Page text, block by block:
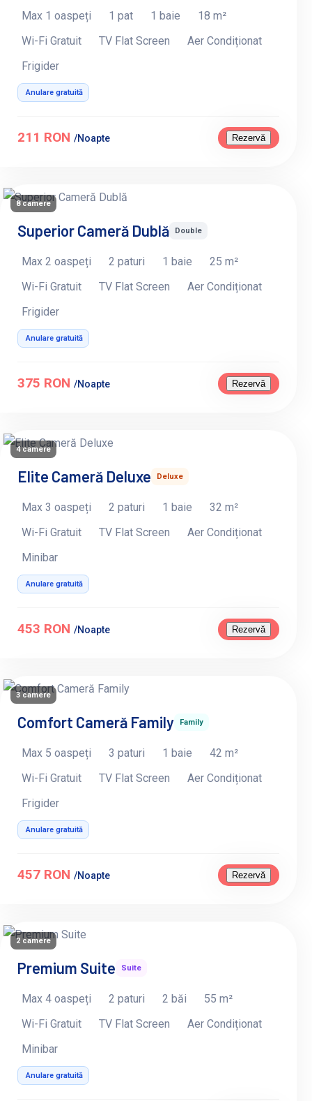
Max 1 oaspeți 1 pat 1 baie
18 m²
Wi-Fi Gratuit
TV Flat Screen
Aer Condiționat
Frigider
Anulare gratuită
211 RON /Noapte Rezervă
8 camere
Superior Cameră Dublă Double
Max 2 oaspeți 2 paturi 1 baie
25 m²
Wi-Fi Gratuit
TV Flat Screen
Aer Condiționat
Frigider
Anulare gratuită
375 RON /Noapte Rezervă
4 camere
Elite Cameră Deluxe Deluxe
Max 3 oaspeți 2 paturi 1 baie
32 m²
Wi-Fi Gratuit
TV Flat Screen
Aer Condiționat
Minibar
Anulare gratuită
453 RON /Noapte Rezervă
3 camere
Comfort Cameră Family Family
Max 5 oaspeți 3 paturi 1 baie
42 m²
Wi-Fi Gratuit
TV Flat Screen
Aer Condiționat
Frigider
Anulare gratuită
457 RON /Noapte Rezervă
2 camere
Premium Suite Suite
Max 4 oaspeți 2 paturi 2 băi
55 m²
Wi-Fi Gratuit
TV Flat Screen
Aer Condiționat
Minibar
Anulare gratuită